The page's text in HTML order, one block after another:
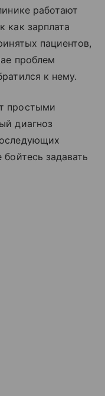
работают
как зарплата
пациентов,
проблем
к нему.
простыми
диагноз
задавать